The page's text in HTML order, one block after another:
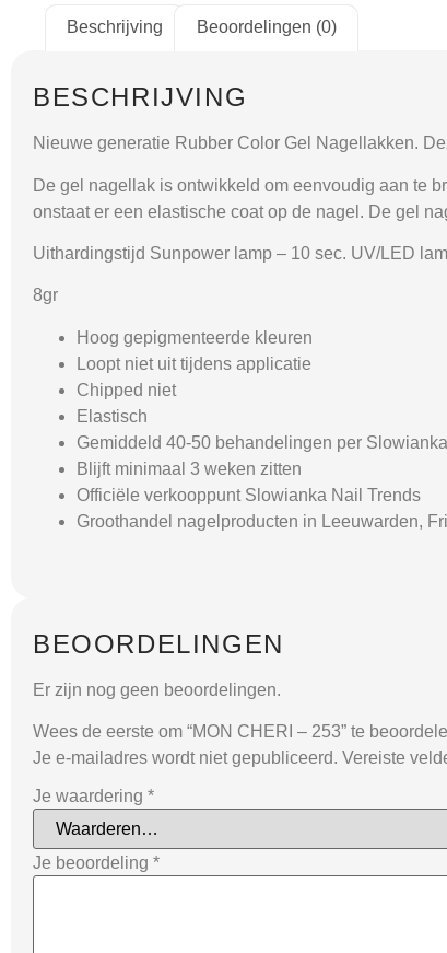
Beschrijving Beoordelingen (0)
BESCHRIJVING
Nieuwe generatie Rubber Color Gel Nagellakken.
De gel nagellak is ontwikkeld om eenvoudig aan te
onstaat er een elastische coat op de nagel. De gel
Uithardingstijd Sunpower lamp – 10 sec. UV/LED
8gr
Hoog gepigmenteerde kleuren
Loopt niet uit tijdens applicatie
Chipped niet
Elastisch
Gemiddeld 40-50 behandelingen per
Blijft minimaal 3 weken zitten
Officiële verkooppunt Slowianka Nail Trends
Groothandel nagelproducten in Leeuwarden,
BEOORDELINGEN
Er zijn nog geen beoordelingen.
Wees de eerste om “MON CHERI – 253” te
Je e-mailadres wordt niet gepubliceerd. Vereiste
Je waardering *
Je beoordeling *